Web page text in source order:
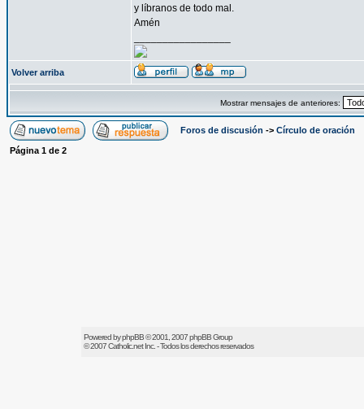
y líbranos de todo mal.
Amén
Volver arriba
Mostrar mensajes de anteriores:
Foros de discusión -> Círculo de oración
Página 1 de 2
Powered byphpBB© 2001, 2007 phpBB Group
© 2007Catholic.netInc. - Todos los derechos reservados